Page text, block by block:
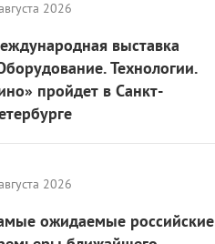
2026
выставка
Технологии.
пройдет в Санкт-
2026
ожидаемые российские